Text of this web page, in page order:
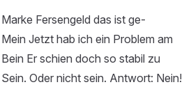
Marke Fersengeld das ist ge-
Mein Jetzt hab ich ein Problem am
Bein Er schien doch so stabil zu
Sein. Oder nicht sein. Antwort: Nein!